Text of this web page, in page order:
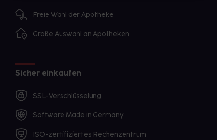
Freie Wahl der Apotheke
Große Auswahl an Apotheken
Sicher einkaufen
SSL-Verschlüsselung
Software Made in Germany
ISO-zertifiziertes Rechenzentrum